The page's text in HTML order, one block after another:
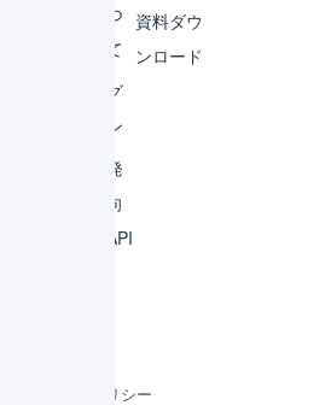
につ
いて
ログ
イン
開発
者向
けAPI
資料ダウ
ンロード
プライバシーポリシー